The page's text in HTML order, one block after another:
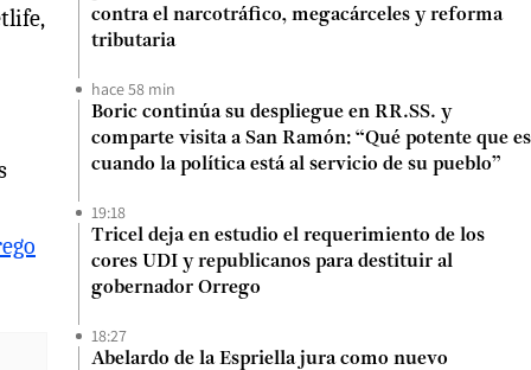
contra el narcotráfico, megacárceles y reforma
tributaria
hace 58 min
Boric continúa su despliegue en RR.SS. y
comparte visita a San Ramón: “Qué potente que es
cuando la política está al servicio de su pueblo”
19:18
Tricel deja en estudio el requerimiento de los
cores UDI y republicanos para destituir al
gobernador Orrego
18:27
Abelardo de la Espriella jura como nuevo